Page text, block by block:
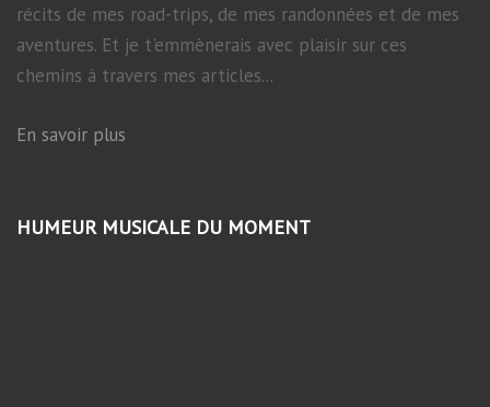
récits de mes road-trips, de mes randonnées et de mes
aventures. Et je t'emmènerais avec plaisir sur ces
chemins à travers mes articles...
En savoir plus
HUMEUR MUSICALE DU MOMENT